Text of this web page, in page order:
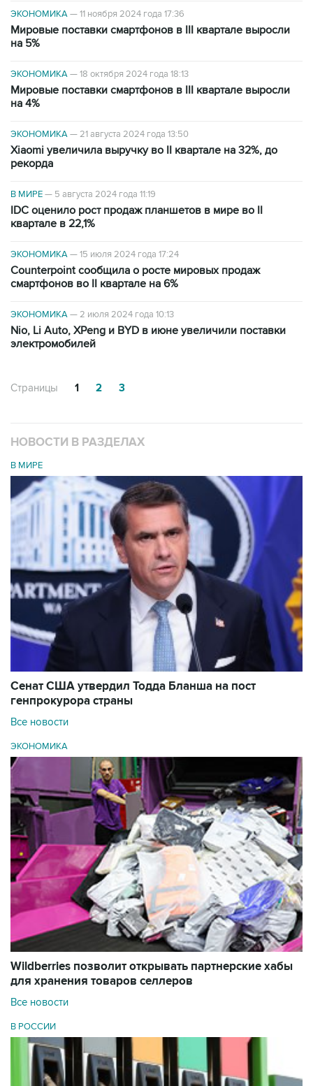
ЭКОНОМИКА—11 ноября 2024 года 17:36
Мировые поставки смартфонов в III квартале выросли
на 5%
ЭКОНОМИКА—18 октября 2024 года 18:13
Мировые поставки смартфонов в III квартале выросли
на 4%
ЭКОНОМИКА—21 августа 2024 года 13:50
Xiaomi увеличила выручку во II квартале на 32%, до
рекорда
В МИРЕ— 5 августа 2024 года 11:19
IDC оценило рост продаж планшетов в мире во II
квартале в 22,1%
ЭКОНОМИКА—15 июля 2024 года 17:24
Counterpoint сообщила о росте мировых продаж
смартфонов во II квартале на 6%
ЭКОНОМИКА—2 июля 2024 года 10:13
Nio, Li Auto, XPeng и BYD в июне увеличили поставки
электромобилей
Страницы 1 2 3
НОВОСТИ В РАЗДЕЛАХ
В МИРЕ
Сенат США утвердил Тодда Бланша на пост
генпрокурора страны
Все новости
ЭКОНОМИКА
Wildberries позволит открывать партнерские хабы
для хранения товаров селлеров
Все новости
В РОССИИ